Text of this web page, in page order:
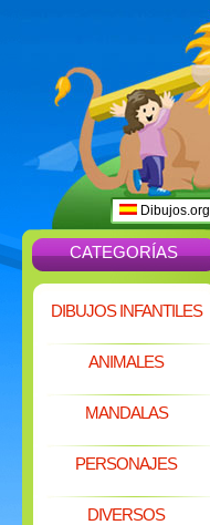
Dibujos.org
CATEGORÍAS
DIBUJOS INFANTILES
ANIMALES
MANDALAS
PERSONAJES
DIVERSOS